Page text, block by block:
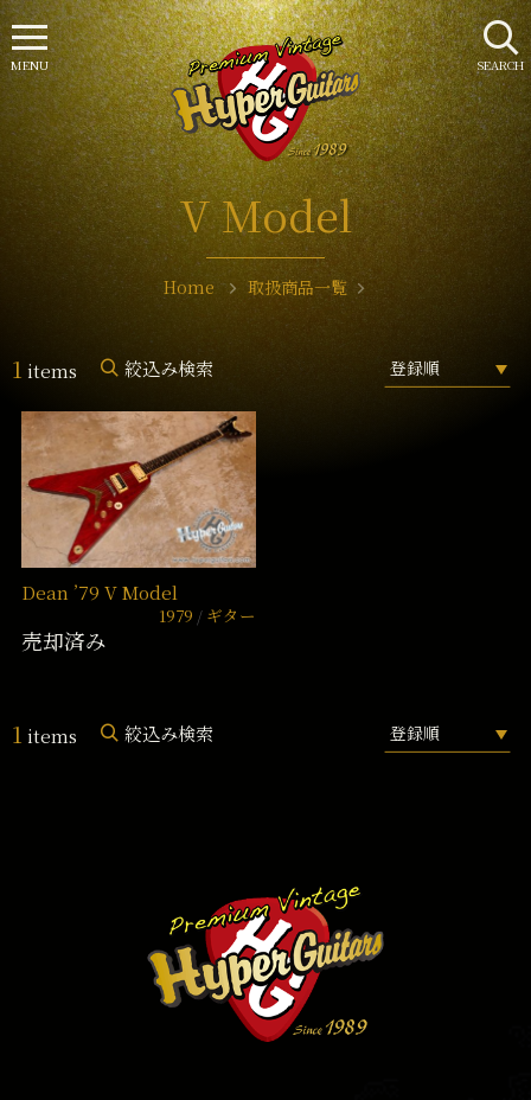
V Model
Home 取扱商品一覧
1 items 絞込み検索
Dean ’79 V Model
1979 ギター
売却済み
1 items 絞込み検索
SEARCH
MENU